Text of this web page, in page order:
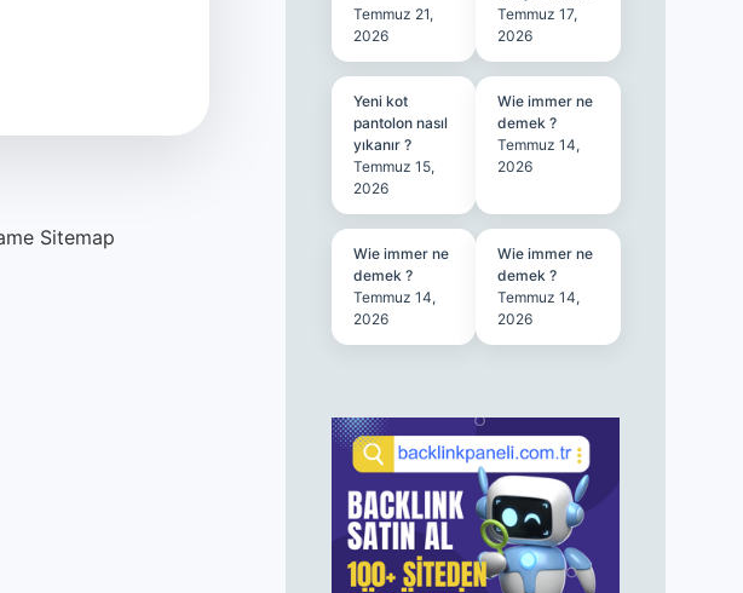
Sitemap
Temmuz 21,
2026
Temmuz 17,
2026
Yeni kot
pantolon nasıl
yıkanır ?
Temmuz 15,
2026
Wie immer ne
demek ?
Temmuz 14,
2026
Wie immer ne
demek ?
Temmuz 14,
2026
Wie immer ne
demek ?
Temmuz 14,
2026